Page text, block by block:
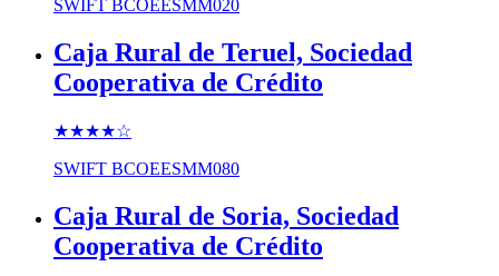
SWIFT BCOEESMM020
Caja Rural de Teruel, Sociedad
Cooperativa de Crédito
★★★★☆
SWIFT BCOEESMM080
Caja Rural de Soria, Sociedad
Cooperativa de Crédito